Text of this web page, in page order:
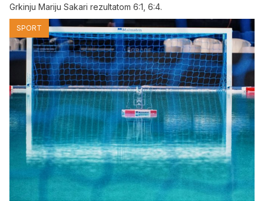
Grkinju Mariju Sakari rezultatom 6:1, 6:4.
SPORT